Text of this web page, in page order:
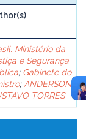
Ministério da
e Segurança
; Gabinete do
; ANDERSON
TORRES